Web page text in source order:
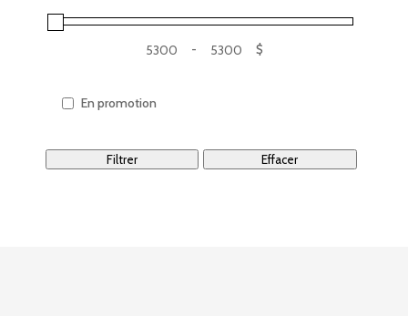
- $
En promotion
Filtrer Effacer